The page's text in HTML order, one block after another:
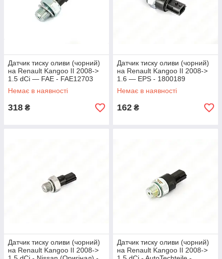
Датчик тиску оливи (чорний)
на Renault Kangoo II 2008->
1.5 dCi — FAE - FAE12703
Немає в наявності
318 ₴
Датчик тиску оливи (чорний)
на Renault Kangoo II 2008->
1.6 — EPS - 1800189
Немає в наявності
162 ₴
Датчик тиску оливи (чорний)
на Renault Kangoo II 2008->
Датчик тиску оливи (чорний)
на Renault Kangoo II 2008->